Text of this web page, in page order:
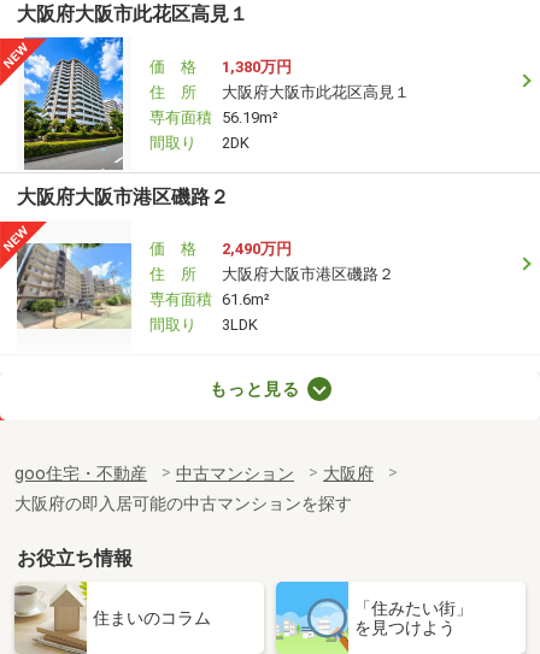
大阪府大阪市此花区高見１
価 格
1,380万円
住 所
大阪府大阪市此花区高見１
専有面積 56.19m²
間取り
2DK
大阪府大阪市港区磯路２
価 格
2,490万円
住 所
大阪府大阪市港区磯路２
専有面積 61.6m²
間取り
3LDK
大阪府大阪市港区弁天３
専有面積 60.12m²
間取り
3LDK
大阪府大阪市港区池島３
価 格
3,090万円
大阪府大阪市港区池島３
もっと見る
goo住宅・不動産 中古マンション
大阪府
大阪府の即入居可能の中古マンションを探す
お役立ち情報
住まいのコラム
「住みたい街」
を見つけよう